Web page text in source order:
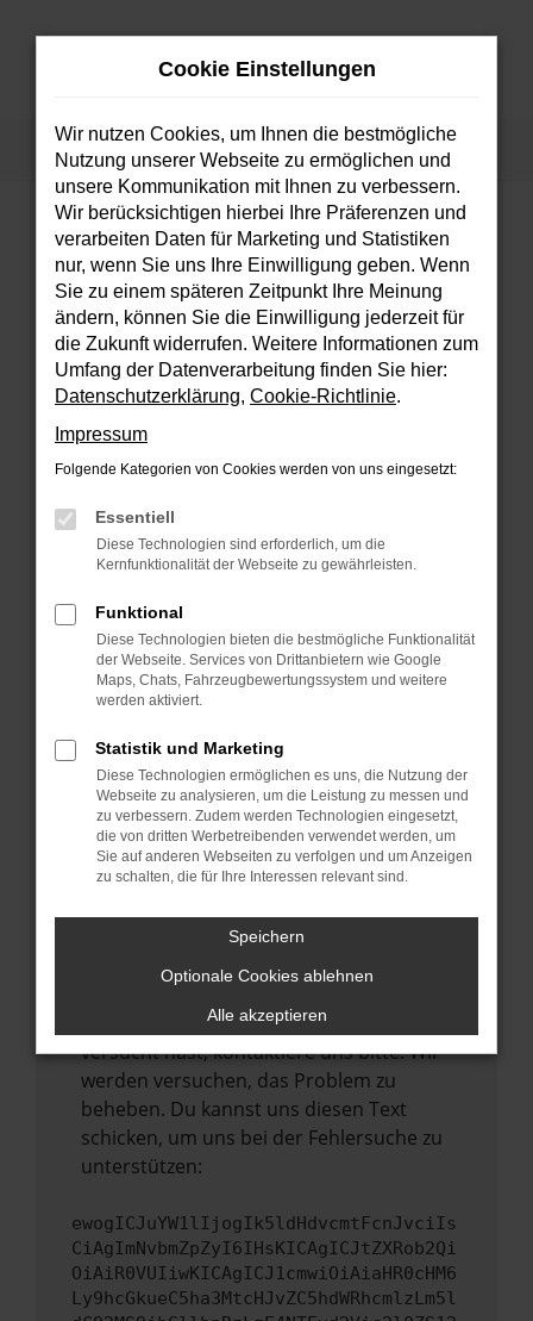
Zum
Startseite Fahrzeugsuche
FEHLER: NETWORK ERROR
Beim Laden ist ein Fehler aufgetreten.
Hier sind ein paar Tipps, die dir helfen können:
Überprüfe deine Firewall und deine
Internetverbindung.
Laden andere Webseiten, zum Beispiel
deine Suchmaschine?
Prüfe deine Browsererweiterungen.
Manche Erweiterungen, wie Werbeblocker,
können das Laden bestimmter Seiten
anderen Browser oder in einem privaten
Fenster?
Starte dein Gerät neu.
vorübergehende Probleme zu beheben.
Stelle sicher, dass dein Browser und dein
Betriebssystem auf dem neuesten Stand
sind.
Veraltete Software birgt nicht nur ein
führen, dass bestimmte Funktionen nicht
Wende dich an den Webseitenbetreiber.
Wenn du alle oben genannten Schritte
versucht hast, kontaktiere uns bitte. Wir
werden versuchen, das Problem zu
beheben. Du kannst uns diesen Text
schicken, um uns bei der Fehlersuche zu
unterstützen:
ewogICJuYW1lIjogIk5ldHdvcmtFcnJvciIs
CiAgImNvbmZpZyI6IHsKICAgICJtZXRob2Qi
OiAiR0VUIiwKICAgICJ1cmwiOiAiaHR0cHM6
Ly9hcGkueC5ha3MtcHJvZC5hdWRhcmlzLm5l
Cookie Einstellungen
Wir nutzen Cookies, um Ihnen die bestmögliche
Nutzung unserer Webseite zu ermöglichen und
unsere Kommunikation mit Ihnen zu verbessern.
Wir berücksichtigen hierbei Ihre Präferenzen und
verarbeiten Daten für Marketing und Statistiken
nur, wenn Sie uns Ihre Einwilligung geben. Wenn
Sie zu einem späteren Zeitpunkt Ihre Meinung
ändern, können Sie die Einwilligung jederzeit für
die Zukunft widerrufen. Weitere Informationen zum
Umfang der Datenverarbeitung finden Sie hier:
Datenschutzerklärung, Cookie-Richtlinie.
Impressum
Folgende Kategorien von Cookies werden von uns eingesetzt:
Essentiell
Diese Technologien sind erforderlich, um die
Kernfunktionalität der Webseite zu gewährleisten.
Funktional
Diese Technologien bieten die bestmögliche Funktionalität
der Webseite. Services von Drittanbietern wie Google
Maps, Chats, Fahrzeugbewertungssystem und weitere
werden aktiviert.
Statistik und Marketing
Diese Technologien ermöglichen es uns, die Nutzung der
Webseite zu analysieren, um die Leistung zu messen und
zu verbessern. Zudem werden Technologien eingesetzt,
die von dritten Werbetreibenden verwendet werden, um
Sie auf anderen Webseiten zu verfolgen und um Anzeigen
zu schalten, die für Ihre Interessen relevant sind.
Speichern
Optionale Cookies ablehnen
Alle akzeptieren